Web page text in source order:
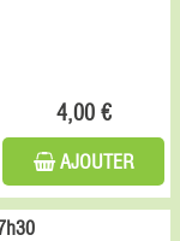
4,00 €
AJOUTER